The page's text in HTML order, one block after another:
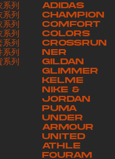
絡貴客安排貨款餘額及提取
安排
費等額外費用，一概不歸屬
購單據後 3 個工作天內安排
交因逾期所衍生之額外行政費
之 10 個工作天內安排提取
貨品。有關貨款訂金將不予歸
時小心核對貨品數量及檢查
等託運商為第三方服務，
三方在運送過程中引致任何
本公司一律不負責
系列
系列
系列
系列
系列
系列
系列
ADIDAS
CHAMPION
COMFORT
COLORS
CROSSRUN
NER
GILDAN
GLIMMER
KELME
NIKE &
JORDAN
PUMA
UNDER
ARMOUR
UNITED
ATHLE
FOURAM